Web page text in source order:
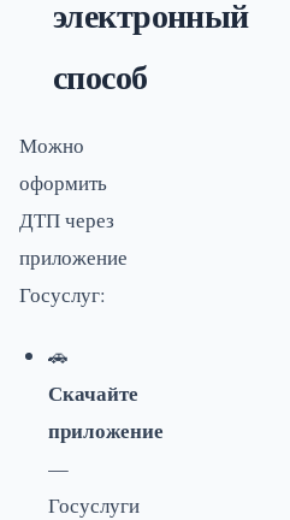
электронный
способ
Можно
оформить
ДТП через
приложение
Госуслуг:
🚗
Скачайте
приложение
—
Госуслуги